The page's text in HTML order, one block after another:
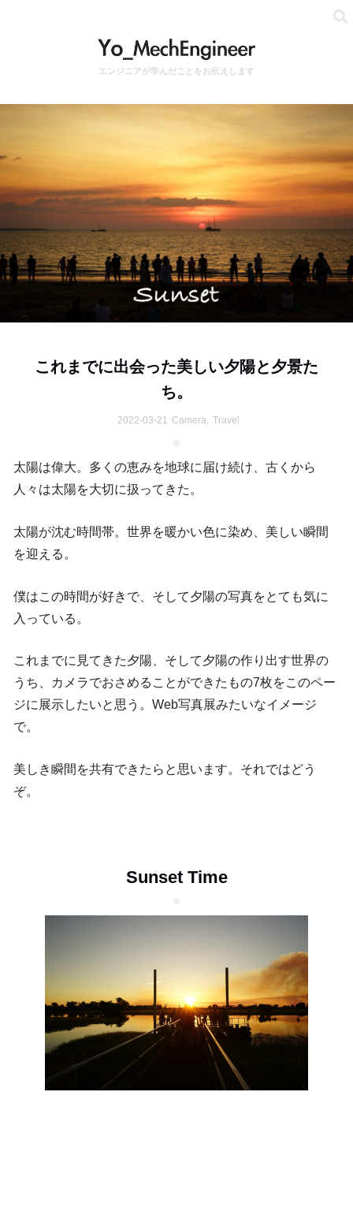
エンジニアが学んだことをお伝えします
これまでに出会った美しい夕陽と夕景た
ち。
2022-03-21 Camera, Travel
太陽は偉大。多くの恵みを地球に届け続け、古くから
人々は太陽を大切に扱ってきた。
太陽が沈む時間帯。世界を暖かい色に染め、美しい瞬間
を迎える。
僕はこの時間が好きで、そして夕陽の写真をとても気に
入っている。
これまでに見てきた夕陽、そして夕陽の作り出す世界の
うち、カメラでおさめることができたもの7枚をこのペー
ジに展示したいと思う。Web写真展みたいなイメージ
で。
美しき瞬間を共有できたらと思います。それではどう
ぞ。
Sunset Time